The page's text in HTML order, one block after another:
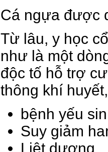
Cá ngựa được
Từ lâu, y học
như là một
độc tố hỗ trợ
thông khí
bệnh yếu
Suy giảm
Liệt dương